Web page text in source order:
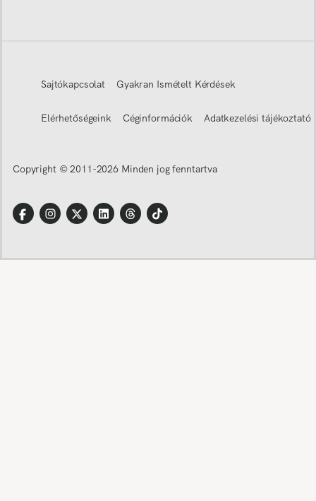
Sajtókapcsolat Gyakran Ismételt Kérdések
Elérhetőségeink Céginformációk Adatkezelési tájékoztató
Copyright © 2011-2026 Minden jog fenntartva